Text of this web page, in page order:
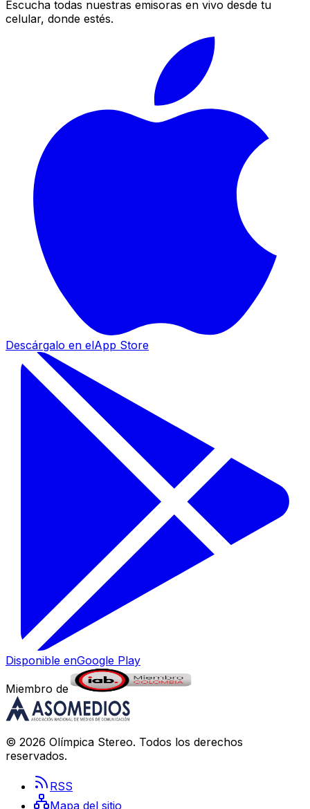
Escucha todas nuestras emisoras en vivo desde tu
celular, donde estés.
Descárgalo en elApp Store
Disponible enGoogle Play
Miembro de
© 2026 Olímpica Stereo. Todos los derechos
reservados.
RSS
Mapa del sitio